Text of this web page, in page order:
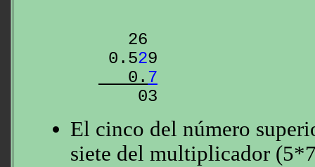
26
0.52
0. 7
03
El cinco del número
siete del multiplicador